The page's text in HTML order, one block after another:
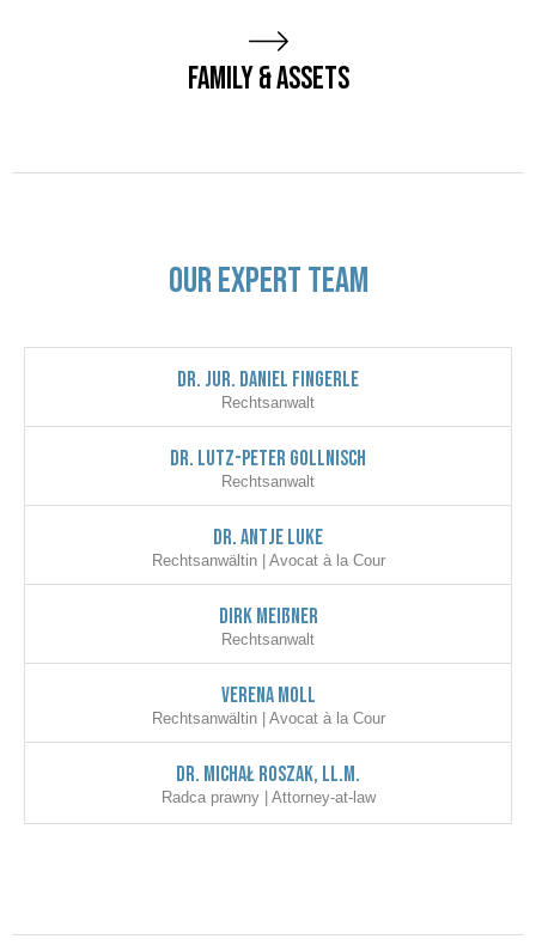
Family & Assets
Our Expert Team
Dr. Jur. Daniel Fingerle
Rechtsanwalt
Dr. Lutz-Peter Gollnisch
Rechtsanwalt
Dr. Antje Luke
Rechtsanwältin | Avocat à la Cour
Dirk Meißner
Rechtsanwalt
VERENA MOLL
Rechtsanwältin | Avocat à la Cour
Dr. Michał Roszak, LL.M.
Radca prawny | Attorney-at-law